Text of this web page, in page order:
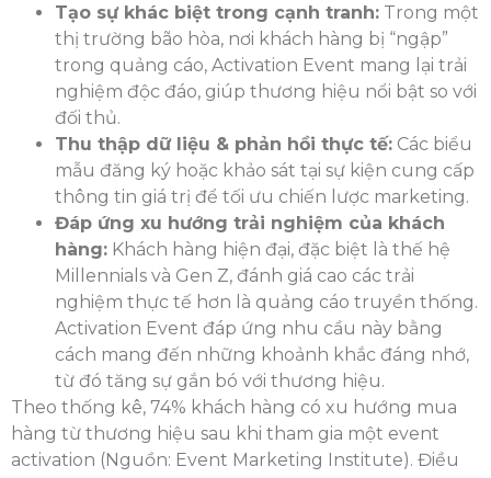
Tạo sự khác biệt trong cạnh tranh: Trong một
thị trường bão hòa, nơi khách hàng bị “ngập”
trong quảng cáo, Activation Event mang lại trải
nghiệm độc đáo, giúp thương hiệu nổi bật so với
đối thủ.
Thu thập dữ liệu & phản hồi thực tế: Các biểu
mẫu đăng ký hoặc khảo sát tại sự kiện cung cấp
thông tin giá trị để tối ưu chiến lược marketing.
Đáp ứng xu hướng trải nghiệm của khách
hàng: Khách hàng hiện đại, đặc biệt là thế hệ
Millennials và Gen Z, đánh giá cao các trải
nghiệm thực tế hơn là quảng cáo truyền thống.
Activation Event đáp ứng nhu cầu này bằng
cách mang đến những khoảnh khắc đáng nhớ,
từ đó tăng sự gắn bó với thương hiệu.
Theo thống kê, 74% khách hàng có xu hướng mua
hàng từ thương hiệu sau khi tham gia một event
activation (Nguồn: Event Marketing Institute). Điều